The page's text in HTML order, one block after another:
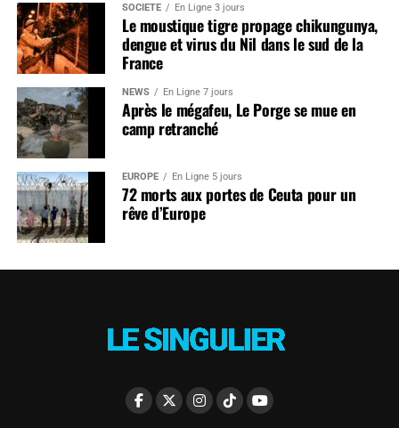
SOCIÉTÉ En Ligne 3 jours
Le moustique tigre propage chikungunya,
dengue et virus du Nil dans le sud de la
France
NEWS En Ligne 7 jours
Après le mégafeu, Le Porge se mue en
camp retranché
EUROPE En Ligne 5 jours
72 morts aux portes de Ceuta pour un
rêve d’Europe